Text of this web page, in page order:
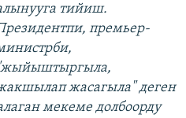
тийиш.
премьер-
жасагыла" деген
мекеме долбоорду